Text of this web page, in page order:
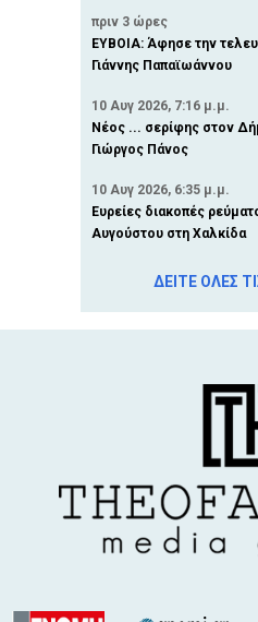
πριν 3 ώρες
ΕΥΒΟΙΑ: Άφησε την
Γιάννης Παπαϊωάννου
10 Αυγ 2026, 7:16 μ.μ.
Νέος ... σερίφης στον
Γιώργος Πάνος
10 Αυγ 2026, 6:35 μ.μ.
Ευρείες διακοπές
Αυγούστου στη Χαλκίδα
10 Αυγ 2026, 5:58 μ.μ.
κίνδυνος πυρκαγιάς την
υπαλλήλους του ΔΕΔΔΗΕ
10 Αυγ 2026, 4:36 μ.μ.
ΟΔΟΣ ΑΒΑΝΤΩΝ:
πεζοδρόμια χωρίς
10 Αυγ 2026, 3:55 μ.μ.
ΔΕΙΤΕ ΟΛΕΣ